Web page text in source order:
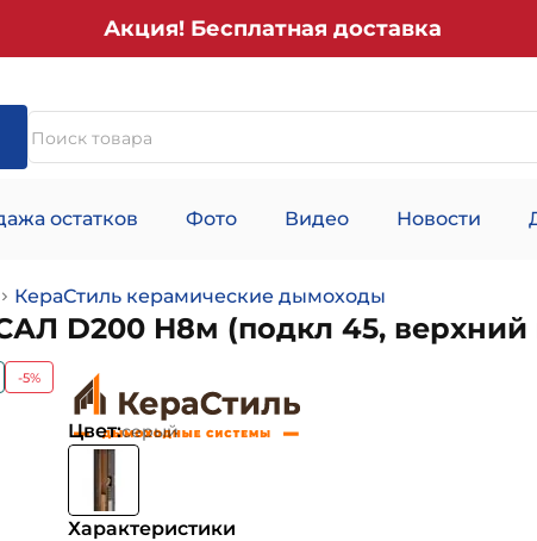
Акция! Бесплатная доставка
остатков Фото Видео Новости
КераСтиль керамические дымоходы
D200 H8м (подкл 45, верхний
-5%
Цвет:серый
Характеристики